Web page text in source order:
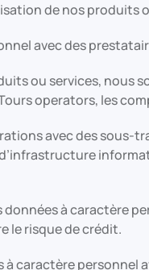
de nos produits
avec des
ou services, nous
operators, les
avec des
à caractère
le risque de crédit.
caractère personnel